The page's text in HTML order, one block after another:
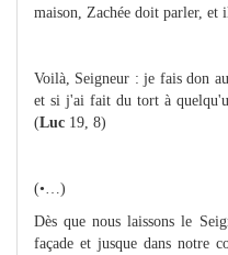
maison, Zachée doit parler, et
Voilà, Seigneur : je fais don
et si j'ai fait du tort à
(Luc 19, 8)
(•…)
Dès que nous laissons le
façade et jusque dans notre